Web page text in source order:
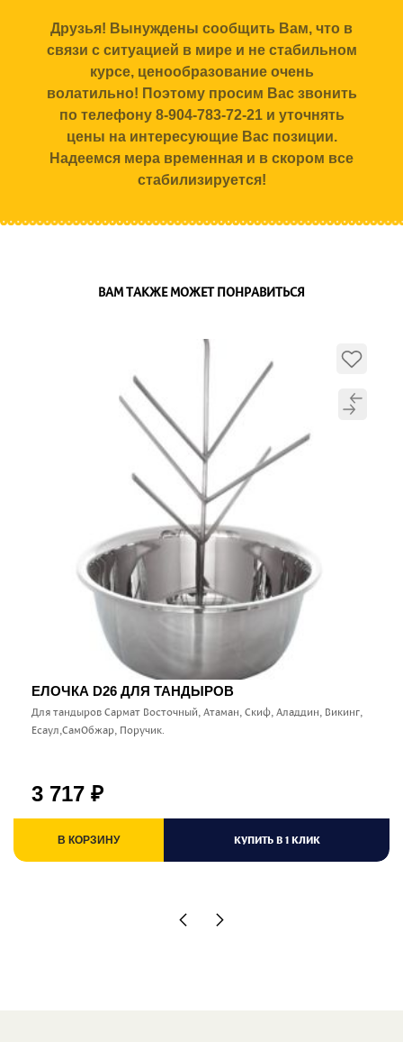
Друзья! Вынуждены сообщить Вам, что в
связи с ситуацией в мире и не стабильном
курсе, ценообразование очень
волатильно! Поэтому просим Вас звонить
по телефону 8-904-783-72-21 и уточнять
цены на интересующие Вас позиции.
Надеемся мера временная и в скором все
стабилизируется!
ВАМ ТАКЖЕ МОЖЕТ ПОНРАВИТЬСЯ
ЕЛОЧКА D26 ДЛЯ ТАНДЫРОВ
Для тандыров Сармат Восточный, Атаман, Скиф, Аладдин, Викинг,
Есаул,СамОбжар, Поручик.
3 717 ₽
В КОРЗИНУ КУПИТЬ В 1 КЛИК